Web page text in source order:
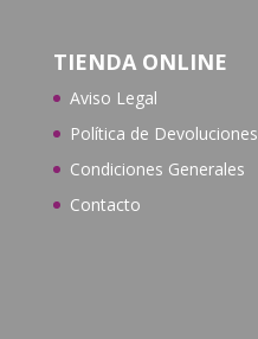
TIENDA ONLINE
Aviso Legal
Política de Devoluciones
Condiciones Generales
Contacto